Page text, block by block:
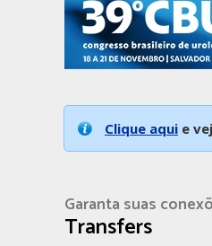
Clique aqui e
Garanta suas
Transfers